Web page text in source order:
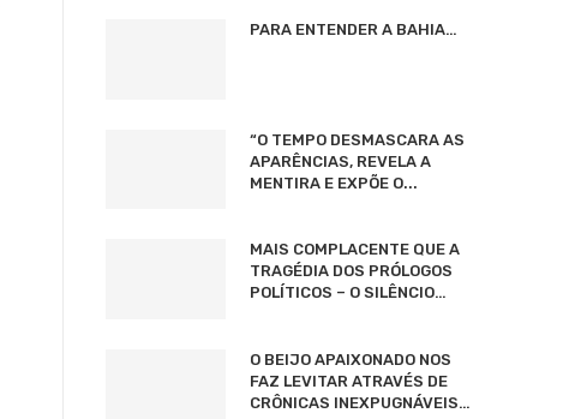
PARA ENTENDER A BAHIA…
“O TEMPO DESMASCARA AS
APARÊNCIAS, REVELA A
MENTIRA E EXPÕE O...
MAIS COMPLACENTE QUE A
TRAGÉDIA DOS PRÓLOGOS
POLÍTICOS – O SILÊNCIO…
O BEIJO APAIXONADO NOS
FAZ LEVITAR ATRAVÉS DE
CRÔNICAS INEXPUGNÁVEIS…